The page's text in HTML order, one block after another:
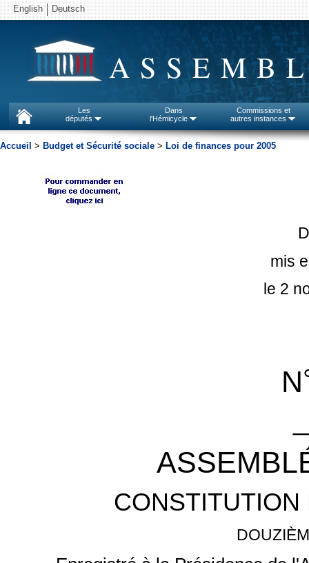
English Deutsch
Les
députés
Dans
l'Hémicycle
Commissions et
autres instances
Accueil > Budget et Sécurité sociale > Loi de finances pour 2005
mis
le 2
N